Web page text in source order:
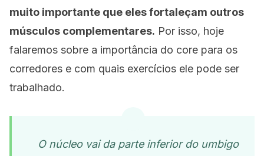
muito importante que eles fortaleçam outros
músculos complementares. Por isso, hoje
falaremos sobre a importância do core para os
corredores e com quais exercícios ele pode ser
trabalhado.
O núcleo vai da parte inferior do umbigo